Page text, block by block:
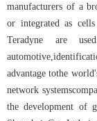
manufacturers of a
or integrated as
Teradyne are
advantage tothe
network
the development of